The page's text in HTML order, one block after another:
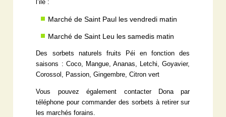
l’ile :
Marché de Saint Paul les vendredi matin
Marché de Saint Leu les samedis matin
Des sorbets naturels fruits Péi en fonction des
saisons : Coco, Mangue, Ananas, Letchi, Goyavier,
Corossol, Passion, Gingembre, Citron vert
Vous pouvez également contacter Dona par
téléphone pour commander des sorbets à retirer sur
les marchés forains.